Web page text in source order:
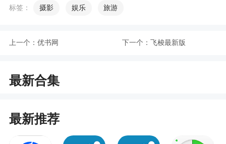
论是日常表情包或者是一些趣味恶搞，都可以制
欢迎来GIF Master最新版体验
更新日志
标签： 摄影 娱乐 旅游
上一个： 优书网 下一个： 飞梭最新版
最新合集
最新推荐